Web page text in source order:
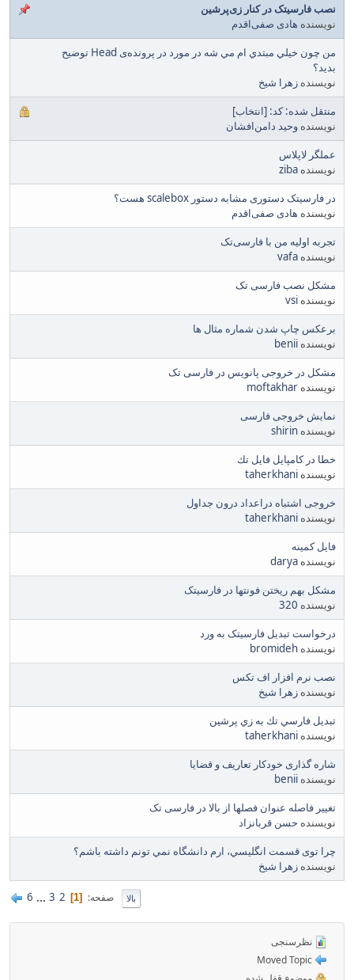
نصب فارسیتک در کنار زی‌پرشین
نویسنده هادی صفی‌اقدم
من چون خيلي مبتدي ام مي شه در مورد در پرونده‌ی Head توضيح
بديد؟
نویسنده زهرا شيخ
منتقل شده: کد: [انتخاب]
نویسنده وحید دامن‌افشان
عملگر لاپلاس
نویسنده ziba
در فارسیتک دستوری مشابه دستور scalebox هست؟
نویسنده هادی صفی‌اقدم
تجربه اولیه من با فارسی‌تک
نویسنده vafa
مشکل نصب فارسی تک
نویسنده vsi
برعکس چاپ شدن شماره مثال ها
نویسنده benii
مشکل در خروجی پانویس در فارسی تک
نویسنده moftakhar
نمایش خروجی فارسی
نویسنده shirin
خطا در كامپايل فايل تك
نویسنده taherkhani
خروجی اشتباه دراعداد درون جداول
نویسنده taherkhani
فایل کمینه
نویسنده darya
مشکل بهم ریختن فونتها در فارسیتک
نویسنده 320
درخواست تبدیل فارسیتک به ورد
نویسنده bromideh
نصب نرم افزار اف تكس
نویسنده زهرا شيخ
تبديل فارسي تك به زي پرشين
نویسنده taherkhani
شاره گذاری خودکار تعاریف و قضایا
نویسنده benii
تغییر فاصله عنوان فصلها از بالا در فارسی تک
نویسنده حسن قربانزاد
چرا توی قسمت انگليسي، ارم دانشگاه نمي تونم داشته باشم؟
نویسنده زهرا شيخ
بالا صفحه 1
2
3
...
6
نظرسنجی